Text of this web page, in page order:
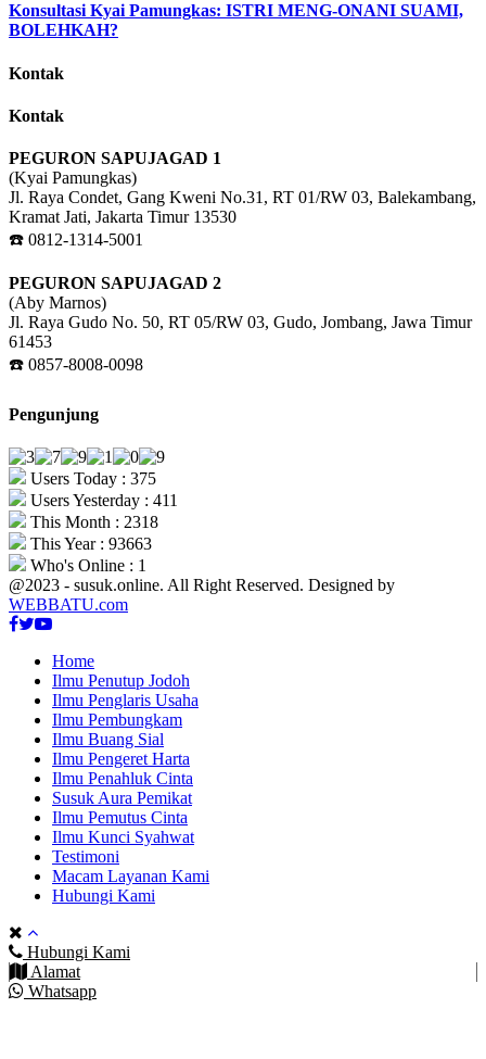
Konsultasi Kyai Pamungkas: ISTRI MENG-ONANI SUAMI,
BOLEHKAH?
Kontak
Kontak
PEGURON SAPUJAGAD 1
(Kyai Pamungkas)
Jl. Raya Condet, Gang Kweni No.31, RT 01/RW 03, Balekambang,
Kramat Jati, Jakarta Timur 13530
☎️ 0812-1314-5001
PEGURON SAPUJAGAD 2
(Aby Marnos)
Jl. Raya Gudo No. 50, RT 05/RW 03, Gudo, Jombang, Jawa Timur
61453
☎️ 0857-8008-0098
Pengunjung
Users Today : 375
Users Yesterday : 411
This Month : 2318
This Year : 93663
Who's Online : 1
@2023 - susuk.online. All Right Reserved. Designed by
WEBBATU.com
Facebook
Twitter
Youtube
Home
Ilmu Penutup Jodoh
Ilmu Penglaris Usaha
Ilmu Pembungkam
Ilmu Buang Sial
Ilmu Pengeret Harta
Ilmu Penahluk Cinta
Susuk Aura Pemikat
Ilmu Pemutus Cinta
Ilmu Kunci Syahwat
Testimoni
Macam Layanan Kami
Hubungi Kami
Hubungi Kami
Alamat
Whatsapp